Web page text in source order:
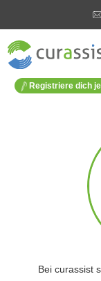
Registriere dich
Bei curassist